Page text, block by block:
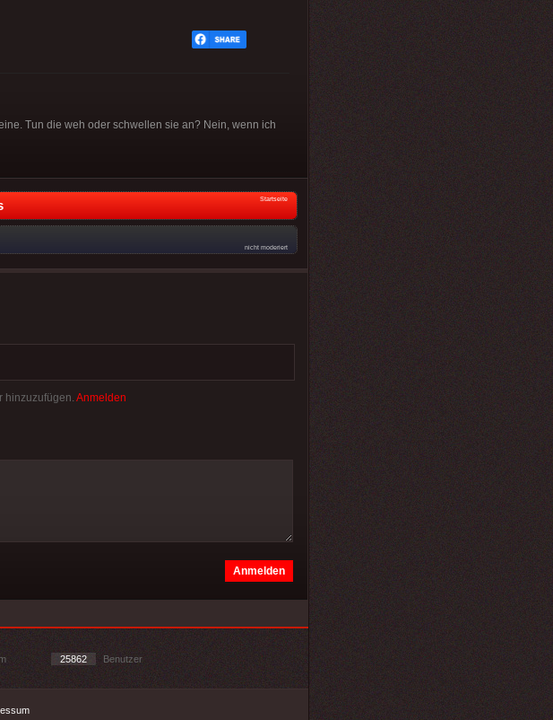
Tun die weh oder schwellen sie an? Nein, wenn ich
Startseite
nicht moderiert
hinzuzufügen. Anmelden
25862 Benutzer